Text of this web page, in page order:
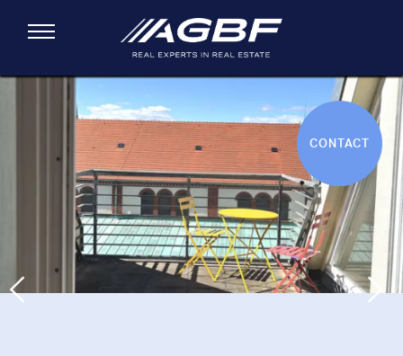
Toggle navigation
You are here
Previous Next
CONTACT